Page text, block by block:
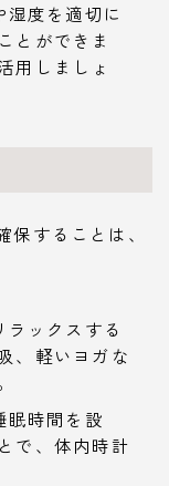
度を適切に
とができま
用しましょ
することは、
ラックスする
、軽いヨガな
眠時間を設
で、体内時計